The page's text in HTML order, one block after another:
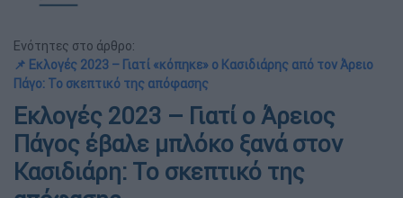
Ενότητες στο άρθρο:
📌 Εκλογές 2023 – Γιατί «κόπηκε» ο Κασιδιάρης από τον Άρειο
Πάγο: Το σκεπτικό της απόφασης
Εκλογές 2023 – Γιατί ο Άρειος
Πάγος έβαλε μπλόκο ξανά στον
Κασιδιάρη: Το σκεπτικό της